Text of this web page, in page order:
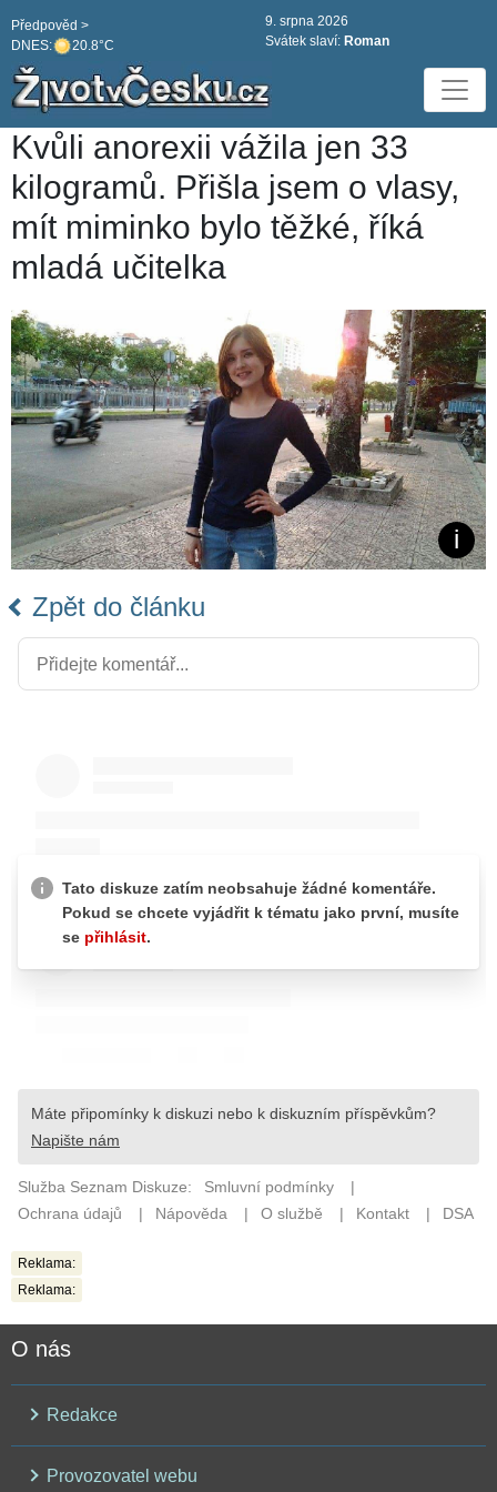
DNES: 20.8°C
Předpověd >
9. srpna 2026
Svátek slaví: Roman
Kvůli anorexii vážila jen 33
kilogramů. Přišla jsem o vlasy,
mít miminko bylo těžké, říká
mladá učitelka
Zpět do článku
Reklama:
Reklama:
O nás
Redakce
Provozovatel webu